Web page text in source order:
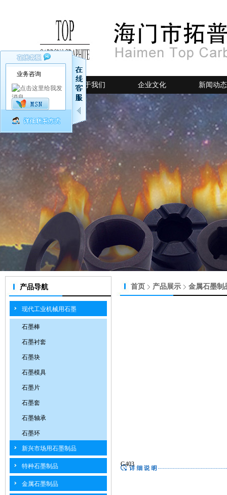
网站首页 关于我们 企业文化 新闻动态
产品导航
现代工业机械用石墨
石墨棒
石墨衬套
石墨块
石墨模具
石墨片
石墨套
石墨轴承
石墨环
新兴市场用石墨制品
特种石墨制品
金属石墨制品
首页 产品展示 金属石墨制
G403
业务咨询